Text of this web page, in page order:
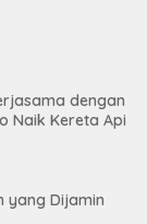
dengan
Naik Kereta Api
yang Dijamin